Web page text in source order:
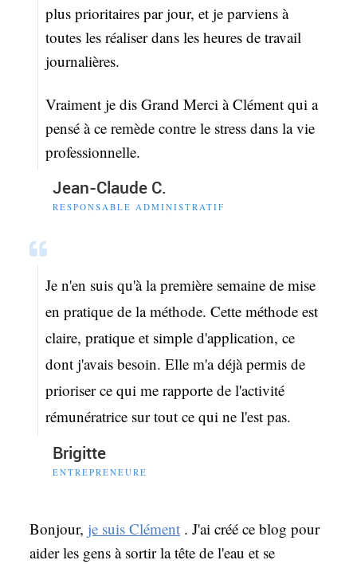
plus prioritaires par jour, et je parviens à
toutes les réaliser dans les heures de travail
journalières.
Vraiment je dis Grand Merci à Clément qui a
pensé à ce remède contre le stress dans la vie
professionnelle.
Jean-Claude C.
RESPONSABLE ADMINISTRATIF
Je n'en suis qu'à la première semaine de mise
en pratique de la méthode. Cette méthode est
claire, pratique et simple d'application, ce
dont j'avais besoin. Elle m'a déjà permis de
prioriser ce qui me rapporte de l'activité
rémunératrice sur tout ce qui ne l'est pas.
Brigitte
ENTREPRENEURE
Bonjour, je suis Clément . J'ai créé ce blog pour
aider les gens à sortir la tête de l'eau et se